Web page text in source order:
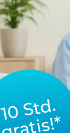
10 Std.